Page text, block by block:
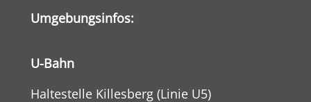
Umgebungsinfos:
U-Bahn
Haltestelle Killesberg (Linie U5)